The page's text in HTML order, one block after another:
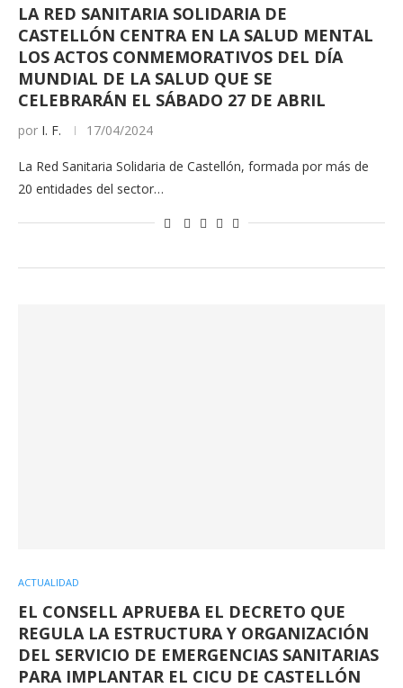
LA RED SANITARIA SOLIDARIA DE
CASTELLÓN CENTRA EN LA SALUD MENTAL
LOS ACTOS CONMEMORATIVOS DEL DÍA
MUNDIAL DE LA SALUD QUE SE
CELEBRARÁN EL SÁBADO 27 DE ABRIL
por I. F. 17/04/2024
La Red Sanitaria Solidaria de Castellón, formada por más de
20 entidades del sector…
ACTUALIDAD
EL CONSELL APRUEBA EL DECRETO QUE
REGULA LA ESTRUCTURA Y ORGANIZACIÓN
DEL SERVICIO DE EMERGENCIAS SANITARIAS
PARA IMPLANTAR EL CICU DE CASTELLÓN